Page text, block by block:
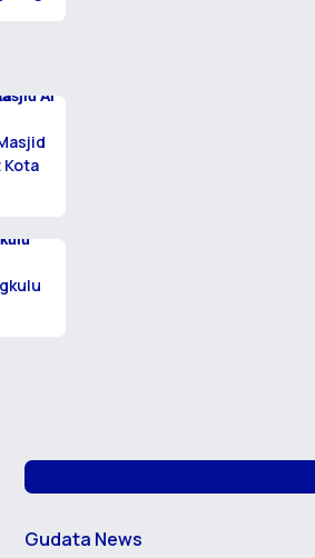
Kota
Gudata News